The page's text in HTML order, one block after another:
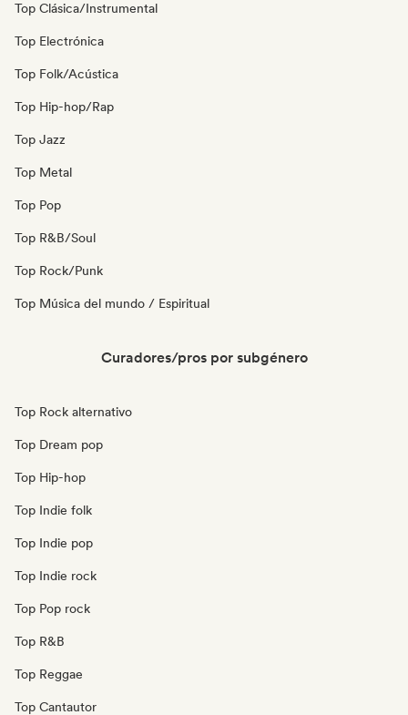
Top Clásica/Instrumental
Top Electrónica
Top Folk/Acústica
Top Hip-hop/Rap
Top Jazz
Top Metal
Top Pop
Top R&B/Soul
Top Rock/Punk
Top Música del mundo / Espiritual
Curadores/pros por subgénero
Top Rock alternativo
Top Dream pop
Top Hip-hop
Top Indie folk
Top Indie pop
Top Indie rock
Top Pop rock
Top R&B
Top Reggae
Top Cantautor